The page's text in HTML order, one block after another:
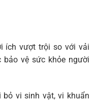
ích vượt trội so với vải
vệ sức khỏe người
bỏ vi sinh vật, vi khuẩn